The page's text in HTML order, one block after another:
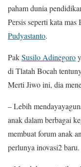
paham dunia
Persis seperti kata
Pudyastanto.
PakSusilo Adinegoro
di Tlatah Bocah
Merti Jiwo ini, dia
– Lebih
anak dalam berbagai
membuat forum anak
perlunya inovasi2 baru.